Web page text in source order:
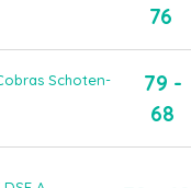
76
Schoten-
79 -
68